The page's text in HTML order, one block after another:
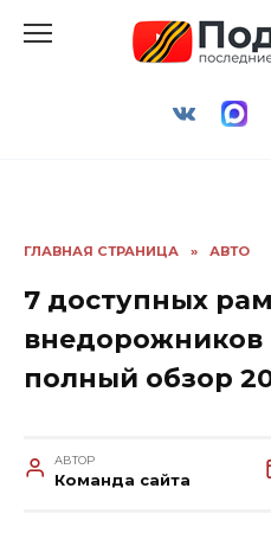
ГЛАВНАЯ СТРАНИЦА » АВТО
7 доступных
внедорожников
полный обзор
АВТОР
Команда сайта